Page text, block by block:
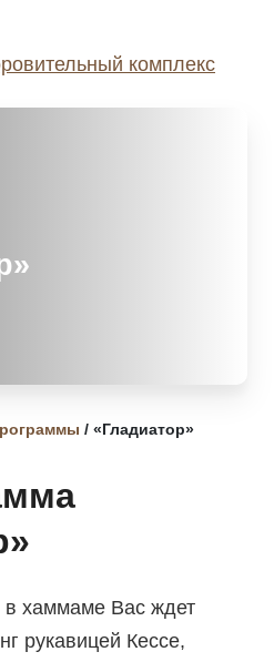
/ «Гладиатор»
в хаммаме Вас ждет
рукавицей Кессе,